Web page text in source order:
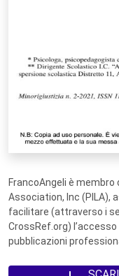
FrancoAngeli è
Association, Inc (PILA),
facilitare (attraverso i
CrossRef.org)
pubblicazioni